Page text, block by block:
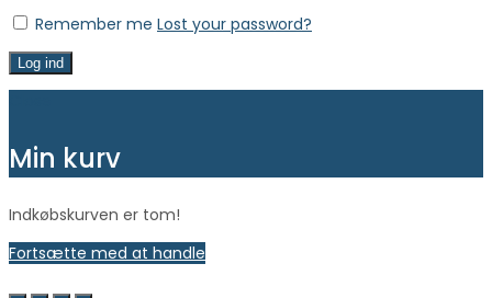
Remember me Lost your password?
Log ind
Min kurv
Indkøbskurven er tom!
Fortsætte med at handle